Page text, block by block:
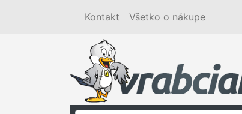
Kontakt Všetko o nákupe